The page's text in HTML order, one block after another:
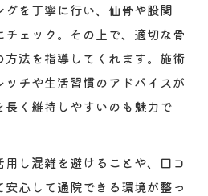
を持続させる日常ケアポイ
高める簡単なセルフケア方
を丁寧に行い、仙骨や股関
ェック。その上で、適切な骨
法を指導してくれます。施術
チや生活習慣のアドバイスが
く維持しやすいのも魅力で
し混雑を避けることや、口コ
心して通院できる環境が整っ